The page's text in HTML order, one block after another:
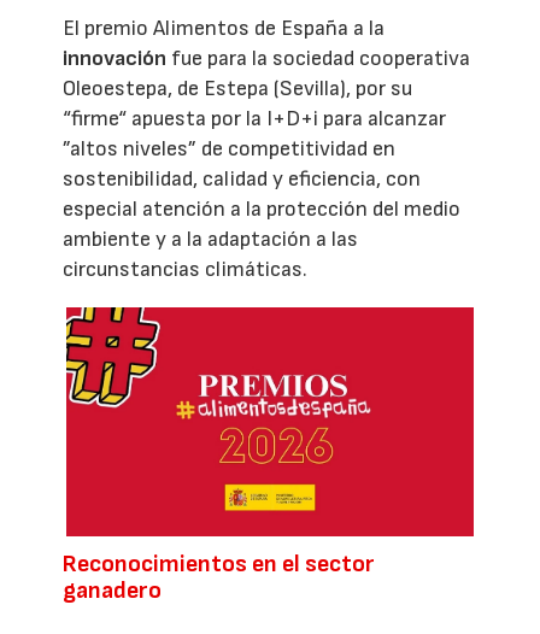
El premio Alimentos de España a la
innovación fue para la sociedad cooperativa
Oleoestepa, de Estepa (Sevilla), por su
“firme“ apuesta por la I+D+i para alcanzar
”altos niveles” de competitividad en
sostenibilidad, calidad y eficiencia, con
especial atención a la protección del medio
ambiente y a la adaptación a las
circunstancias climáticas.
Reconocimientos en el sector
ganadero